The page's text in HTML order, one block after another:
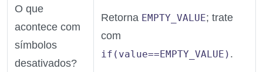
O que
acontece com
símbolos
desativados?
Retorna EMPTY_VALUE; trate
com
if(value==EMPTY_VALUE) .